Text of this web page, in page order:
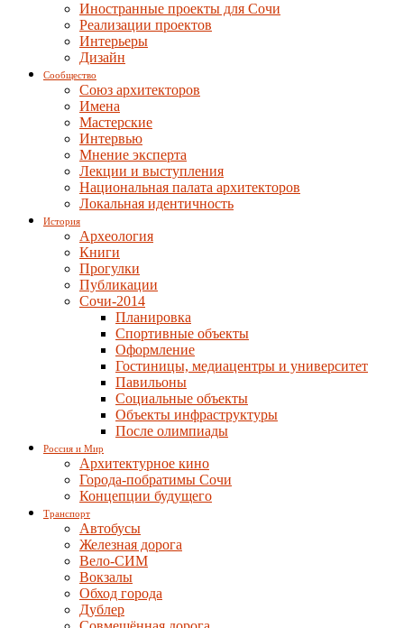
Иностранные проекты для Сочи
Реализации проектов
Интерьеры
Дизайн
Сообщество
Союз архитекторов
Имена
Мастерские
Интервью
Мнение эксперта
Лекции и выступления
Национальная палата архитекторов
Локальная идентичность
История
Археология
Книги
Прогулки
Публикации
Сочи-2014
Планировка
Спортивные объекты
Оформление
Гостиницы, медиацентры и университет
Павильоны
Социальные объекты
Объекты инфраструктуры
После олимпиады
Россия и Мир
Архитектурное кино
Города-побратимы Сочи
Концепции будущего
Транспорт
Автобусы
Железная дорога
Вело-СИМ
Вокзалы
Обход города
Дублер